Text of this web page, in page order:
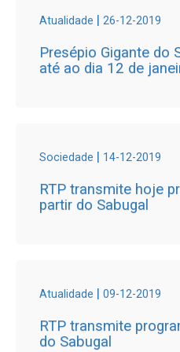
Atualidade | 26-12-2019
Presépio Gigante do
até ao dia 12 de
Sociedade | 14-12-2019
RTP transmite hoje
partir do Sabugal
Atualidade | 09-12-2019
RTP transmite
do Sabugal